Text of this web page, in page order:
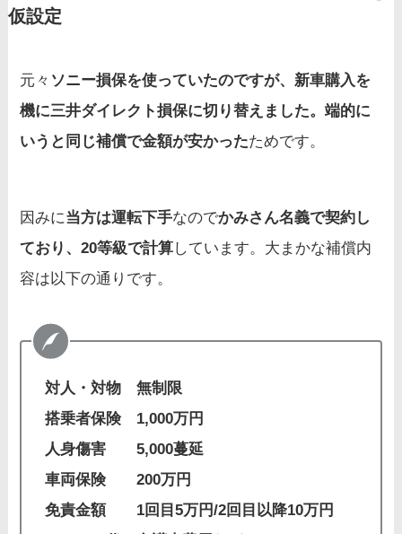
仮設定
元々 ソニー損保を使っていたのですが、新車購入を
機に三井ダイレクト損保に切り替えました。端的に
いうと同じ補償で金額が安かったためです。
因みに当方は運転下手なのでかみさん名義で契約し
ており、20等級で計算しています。大まかな補償内
容は以下の通りです。
対人・対物 無制限
搭乗者保険 1,000万円
人身傷害 5,000蔓延
車両保険 200万円
免責金額 1回目5万円/2回目以降10万円